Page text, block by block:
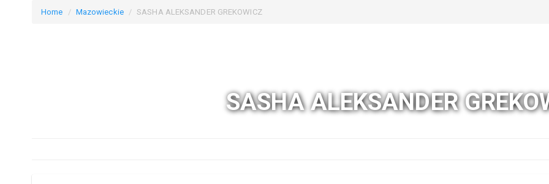
Home Mazowieckie SASHA ALEKSANDER GREKOWICZ
SASHA ALEKSANDER